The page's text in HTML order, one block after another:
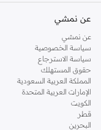
كنت تقومين بتجديد خزانة
اليه.
تسوقي دوروثي بيركنز اون
تسوقي دوروثي بيركنز اون
دوروثي بيركنز الشهيرة.
استخدمي القائمة لتحديد
والدعم الاستثنائي يضمن لك
عن نمشي
عن نمشي
سياسة الخصوصية
سياسة الاسترجاع
حقوق المستهلك
المملكة العربية السعودية
الإمارات العربية المتحدة
الكويت
قطر
البحرين